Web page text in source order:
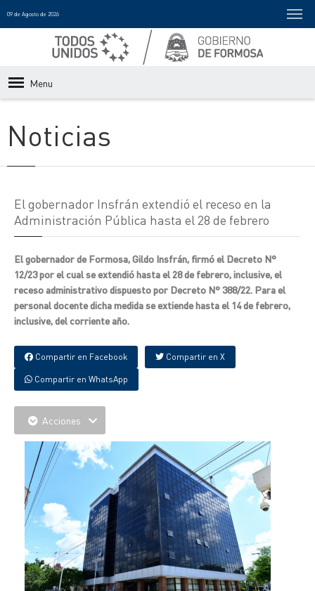
09 de Agosto de 2026
Menu
Noticias
El gobernador Insfrán extendió el receso en la
Administración Pública hasta el 28 de febrero
El gobernador de Formosa, Gildo Insfrán, firmó el Decreto N°
12/23 por el cual se extendió hasta el 28 de febrero, inclusive, el
receso administrativo dispuesto por Decreto N° 388/22. Para el
personal docente dicha medida se extiende hasta el 14 de febrero,
inclusive, del corriente año.
Compartir en Facebook Compartir en X
Compartir en WhatsApp
Acciones